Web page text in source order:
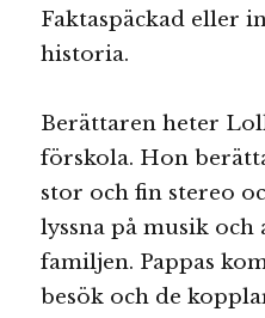
Faktaspäckad eller
historia.
Berättaren heter
förskola. Hon
stor och fin stereo
lyssna på musik och
familjen. Pappas
besök och de